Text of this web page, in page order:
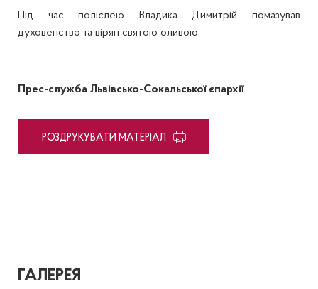
Під час полієлею Владика Димитрій помазував
духовенство та вірян святою оливою.
Прес-служба Львівсько-Сокальської єпархії
PОЗДРУКУВАТИ МАТЕРІАЛ
ГАЛЕРЕЯ